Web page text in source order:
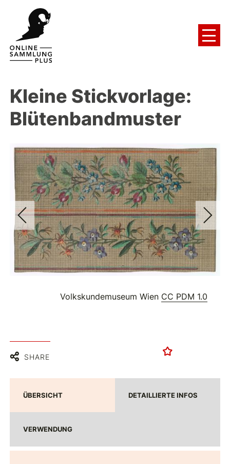
Kleine Stickvorlage:
Blütenbandmuster
Volkskundemuseum Wien CC PDM 1.0
SHARE
ÜBERSICHT DETAILLIERTE INFOS
VERWENDUNG